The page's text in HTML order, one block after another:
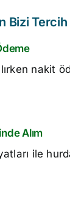
Bizi
nakit
Alım
ile